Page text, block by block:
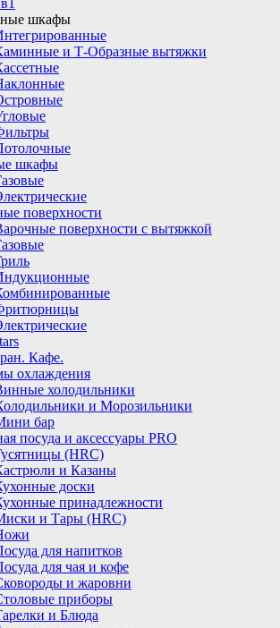
шкафы
и Т-Образные вытяжки
шкафы
поверхности
поверхности с вытяжкой
Кафе.
охлаждения
холодильники
и Морозильники
бар
посуда и аксессуары PRO
(HRC)
и Казаны
доски
принадлежности
и Тары (HRC)
для напитков
для чая и кофе
и жаровни
приборы
и Блюда